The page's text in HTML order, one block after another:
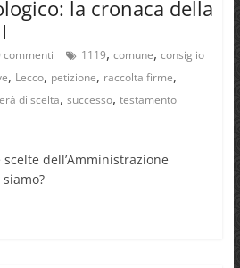
la cronaca della
commenti 1119, comune, consiglio
, Lecco, petizione, raccolta firme,
di scelta, successo, testamento
dell’Amministrazione